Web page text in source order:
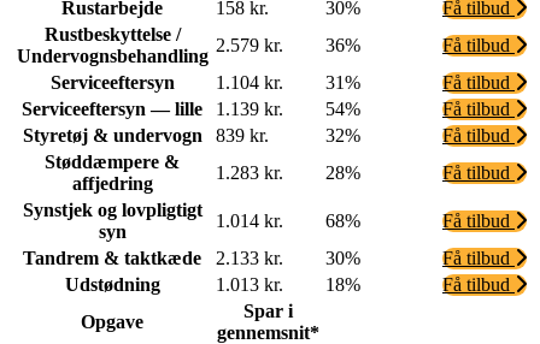
Rustarbejde
158 kr. 30%
Få tilbud
Rustbeskyttelse /
Undervognsbehandling
2.579 kr. 36%
Få tilbud
Serviceeftersyn
1.104 kr. 31%
Få tilbud
Serviceeftersyn — lille
1.139 kr. 54%
Få tilbud
Styretøj & undervogn
839 kr. 32%
Få tilbud
Støddæmpere &
affjedring
1.283 kr. 28%
Få tilbud
Synstjek og lovpligtigt
syn
1.014 kr. 68%
Få tilbud
Tandrem & taktkæde
2.133 kr. 30%
Få tilbud
Udstødning
1.013 kr. 18%
Få tilbud
Opgave
Spar i
gennemsnit*